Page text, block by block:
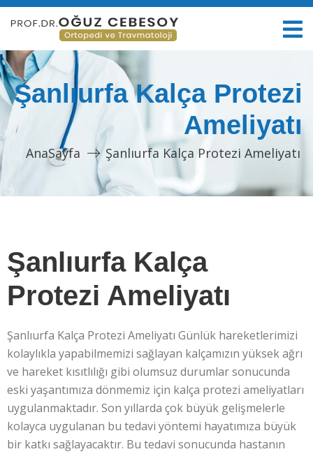
Şanlıurfa Kalça Protezi
Ameliyatı
AnaSayfa Şanlıurfa Kalça Protezi Ameliyatı
Şanlıurfa Kalça
Protezi Ameliyatı
Şanlıurfa Kalça Protezi Ameliyatı Günlük hareketlerimizi
kolaylıkla yapabilmemizi sağlayan kalçamızın yüksek ağrı
ve hareket kısıtlılığı gibi olumsuz durumlar sonucunda
eski yaşantımıza dönmemiz için kalça protezi ameliyatları
uygulanmaktadır. Son yıllarda çok büyük gelişmelerle
kolayca uygulanan bu tedavi yöntemi hayatımıza büyük
bir katkı sağlayacaktır. Bu tedavi sonucunda hastanın